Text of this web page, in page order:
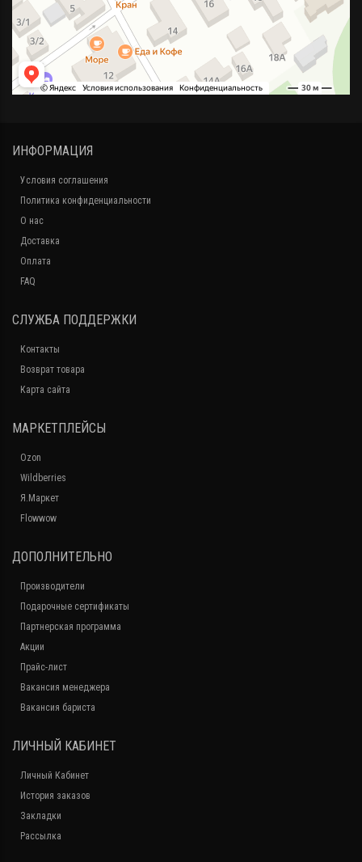
ИНФОРМАЦИЯ
Условия соглашения
Политика конфиденциальности
О нас
Доставка
Оплата
FAQ
СЛУЖБА ПОДДЕРЖКИ
Контакты
Возврат товара
Карта сайта
МАРКЕТПЛЕЙСЫ
Ozon
Wildberries
Я.Маркет
Flowwow
ДОПОЛНИТЕЛЬНО
Производители
Подарочные сертификаты
Партнерская программа
Акции
Прайс-лист
Вакансия менеджера
Вакансия бариста
ЛИЧНЫЙ КАБИНЕТ
Личный Кабинет
История заказов
Закладки
Рассылка